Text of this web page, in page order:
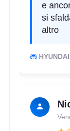
e
si
altro